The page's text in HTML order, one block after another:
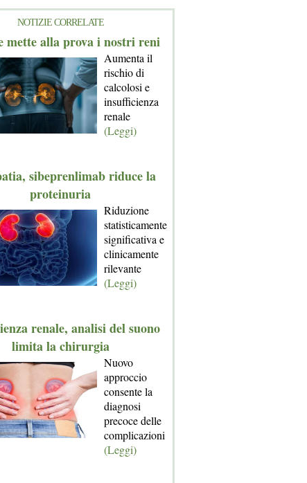
NOTIZIE CORRELATE
mette alla prova i nostri reni
Aumenta il
rischio di
calcolosi e
insufficienza
renale
(Leggi)
sibeprenlimab riduce la
proteinuria
Riduzione
statisticamente
significativa e
clinicamente
rilevante
(Leggi)
renale, analisi del suono
limita la chirurgia
Nuovo
approccio
consente la
diagnosi
precoce delle
complicazioni
(Leggi)